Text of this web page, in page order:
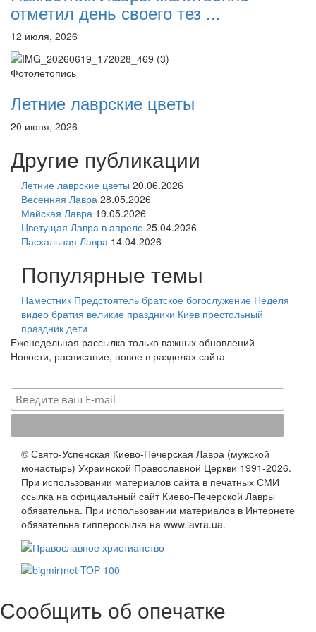
отметил день своего тез ...
12 июля, 2026
Фотолетопись
Летние лаврские цветы
20 июня, 2026
Другие публикации
Летние лаврские цветы 20.06.2026
Весенняя Лавра 28.05.2026
Майская Лавра 19.05.2026
Цветущая Лавра в апреле 25.04.2026
Пасхальная Лавра 14.04.2026
Популярные темы
Наместник Предстоятель братское богослужение Неделя
видео братия великие праздники Киев престольный
праздник дети
Еженедельная рассылка только важных обновлений
Новости, расписание, новое в разделах сайта
© Свято-Успенская Киево-Печерская Лавра (мужской
монастырь) Украинской Православной Церкви 1991-2026.
При использовании материалов сайта в печатных СМИ
ссылка на официальный сайт Киево-Печерской Лавры
обязательна. При использовании материалов в Интернете
обязательна гипперссылка на www.lavra.ua.
Сообщить об опечатке